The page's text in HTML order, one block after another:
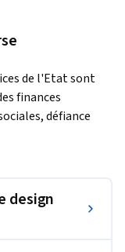
de l'Etat sont
finances
défiance
solutions
très agiles.
c'est possible
pensée design, qui
design